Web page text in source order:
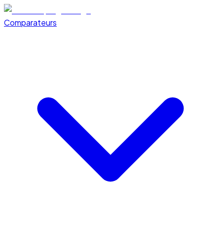
Comparateurs